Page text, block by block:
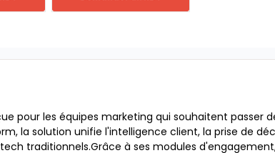
pour les équipes marketing qui souhaitent passer
la solution unifie l'intelligence client, la prise de
traditionnels.Grâce à ses modules